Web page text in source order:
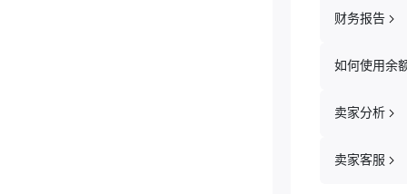
财务报告
如何使用余
卖家分析
卖家客服